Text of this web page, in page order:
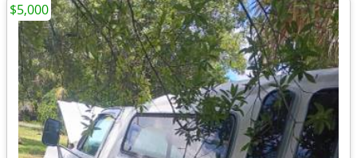
$5,000